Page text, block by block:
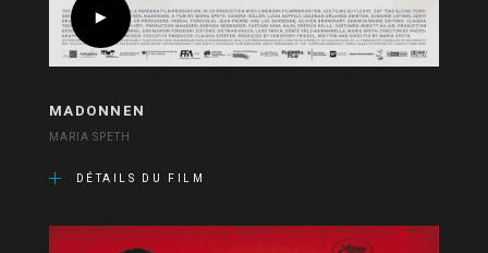
MADONNEN
MARIA SPETH
DÉTAILS DU FILM